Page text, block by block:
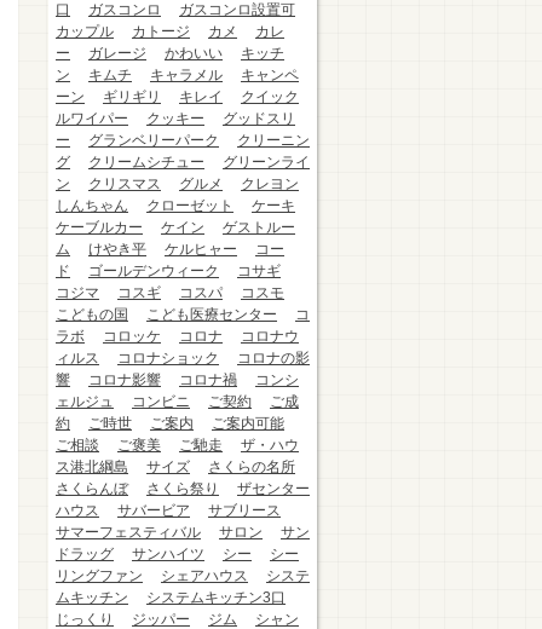
口
ガスコンロ
ガスコンロ設置可
カップル
カトージ カメ
カレ
ー
ガレージ かわいい
キッチ
ン
キムチ キャラメル
キャンペ
ーン
ギリギリ キレイ
クイック
ルワイパー
クッキー
グッドスリ
ー
グランベリーパーク
クリーニン
グ
クリームシチュー
グリーンライ
ン
クリスマス グルメ
クレヨン
しんちゃん
クローゼット
ケーキ
ケーブルカー
ケイン
ゲストルー
ム
けやき平 ケルヒャー
コー
ド
ゴールデンウィーク
コサギ
コジマ
コスギ コスパ
コスモ
こどもの国
こども医療センター
コ
ラボ
コロッケ コロナ
コロナウ
ィルス
コロナショック
コロナの影
響
コロナ影響 コロナ禍
コンシ
ェルジュ
コンビニ ご契約
ご成
約
ご時世 ご案内
ご案内可能
ご相談
ご褒美 ご馳走
ザ・ハウ
ス港北綱島
サイズ
さくらの名所
さくらんぼ
さくら祭り
ザセンター
ハウス
サバービア
サブリース
サマーフェスティバル
サロン
サン
ドラッグ
サンハイツ シー
シー
リングファン
シェアハウス
システ
ムキッチン
システムキッチン3口
じっくり
ジッパー ジム
シャン